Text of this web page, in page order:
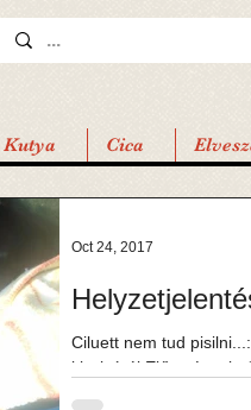
Kutya Cica
Ciluett nem tud pisilni...:( Helyzetjelentés Ciluettről, a
kiscicáról Előzmények: Ciluett kedden került hozzám, lebénulva,
Oct 24, 2017